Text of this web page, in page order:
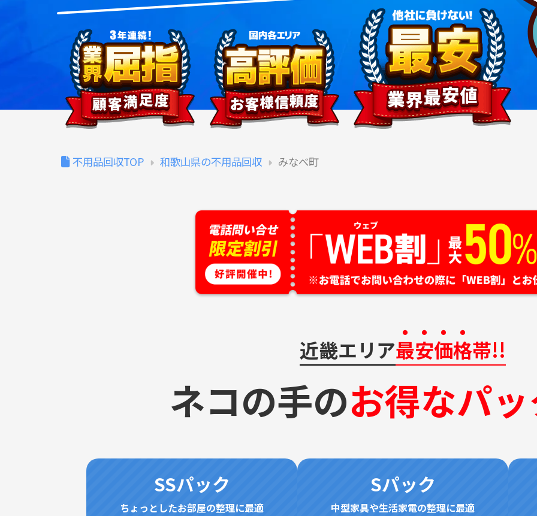
不用品回収TOP 和歌山県の不用品回収 みなべ町
近畿エリア最安価格帯!!
ネコの手のお得なパ
SSパック
ちょっとしたお部屋の整理に最適
Sパック
中型家具や生活家電の整理に最適